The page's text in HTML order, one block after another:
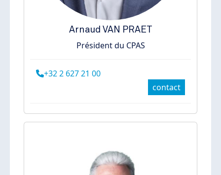
Arnaud VAN PRAET
Président du CPAS
+32 2 627 21 00
contact